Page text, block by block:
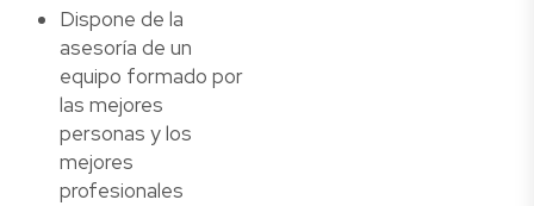
Dispone de la
asesoría de un
equipo formado por
las mejores
personas y los
mejores
profesionales